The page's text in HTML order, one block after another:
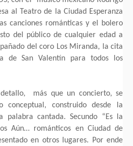
al Teatro de la Ciudad Esperanza
canciones románticas y el bolero
del público de cualquier edad a
del coro Los Miranda, la cita
de San Valentín para todos los
más que un concierto, se
conceptual, construido desde la
cantada. Secundo “Es la
Aún… románticos en Ciudad de
en otros lugares. Por ende